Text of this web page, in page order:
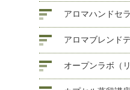
アロマハンドセ
アロマブレンド
オープンラボ（